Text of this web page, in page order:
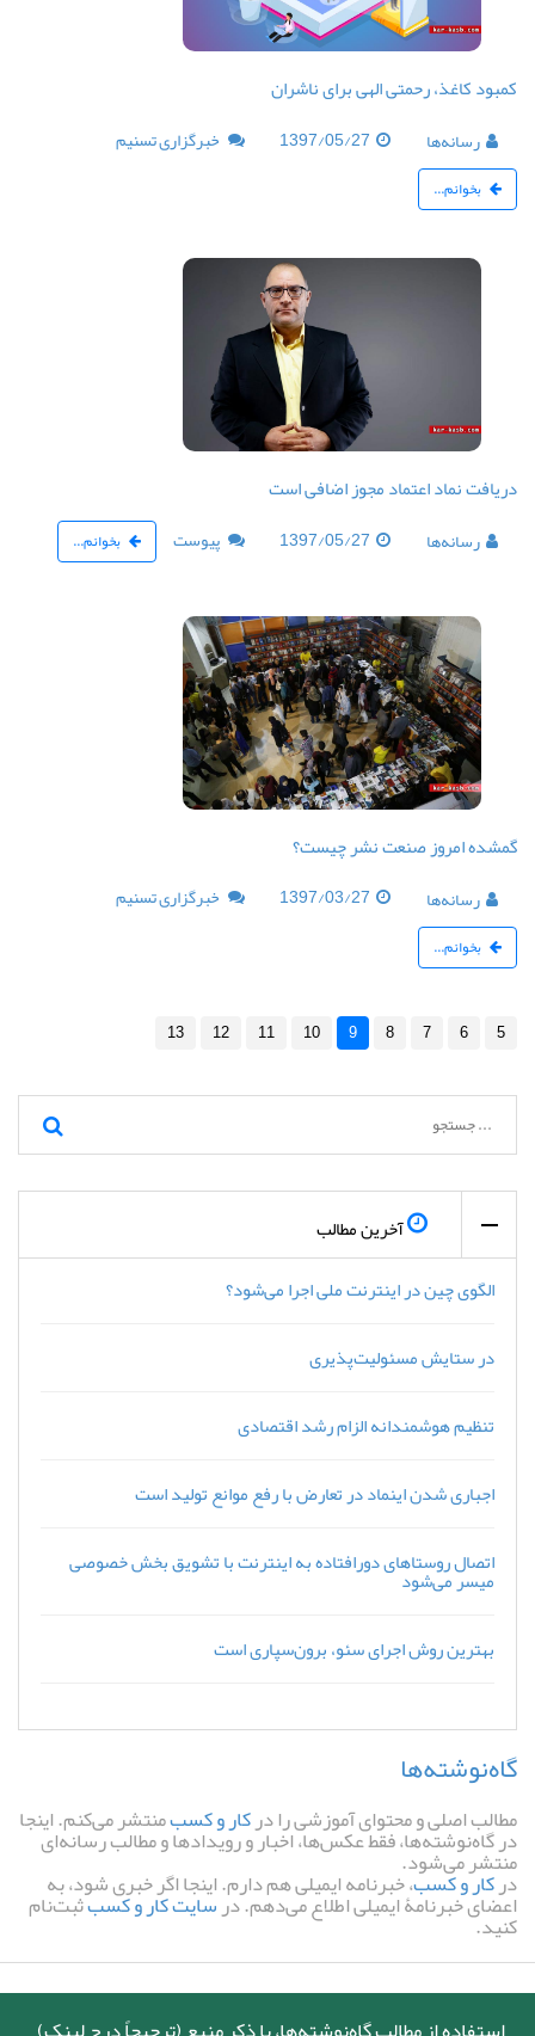
کمبود کاغذ، رحمتی الهی برای ناشران
رسانه‌ها 1397/05/27 خبرگزاری تسنیم
بخوانم...
دریافت نماد اعتماد مجوز اضافی است
رسانه‌ها 1397/05/27 پیوست بخوانم...
گمشده امروز صنعت نشر چیست؟
رسانه‌ها 1397/03/27 خبرگزاری تسنیم
بخوانم...
5
6
7
8
9
10
11
12
13
آخرین مطالب
الگوی چین در اینترنت ملی اجرا می‌شود؟
در ستایش مسئولیت‌پذیری
تنظیم هوشمندانه الزام رشد اقتصادی
اجباری شدن اینماد در تعارض با رفع موانع تولید است
اتصال روستاهای دورافتاده به اینترنت با تشویق بخش خصوصی
میسر می‌شود
بهترین روش اجرای سئو، برون‌سپاری است
گاه‌نوشته‌ها
مطالب اصلی و محتوای آموزشی را درکار و کسبمنتشر می‌کنم. اینجا
در گاه‌نوشته‌ها، فقط عکس‌ها، اخبار و رویدادها و مطالب رسانه‌ای
منتشر می‌شود.
درکار و کسب، خبرنامه ایمیلی هم دارم. اینجا اگر خبری شود، به
اعضای خبرنامۀ ایمیلی اطلاع می‌دهم. درسایت کار و کسبثبت‌نام
کنید.